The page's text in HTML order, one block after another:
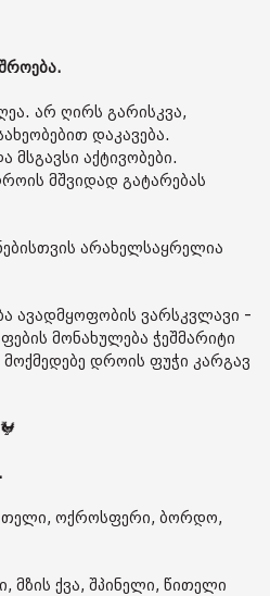
არ ღირს გარისკვა,
დაკავება.
აქტივობები.
მშვიდად გატარებას
არახელსაყრელია
ავადმყოფობის ვარსკვლავი -
მონახულება ჭეშმარიტი
დროის ფუჭი კარგავ
🐓
ოქროსფერი, ბორდო,
მზის ქვა, შპინელი, წითელი